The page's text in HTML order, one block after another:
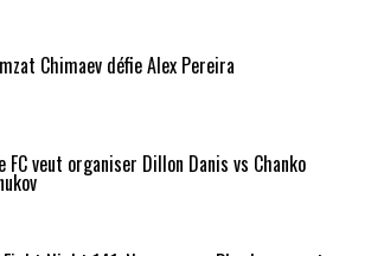
Chimaev défie Alex Pereira
FC veut organiser Dillon Danis vs Chanko